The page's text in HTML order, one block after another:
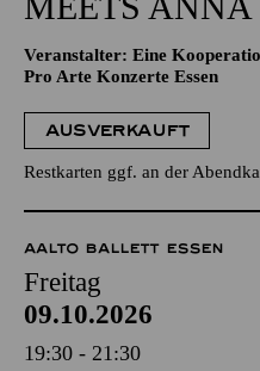
ENTERTAINMENT
TAKEOVER!
MEETS ANNA
Veranstalter: Eine
Pro Arte Konzerte Essen
Restkarten ggf. an der
AALTO BALLETT ESSEN
Freitag